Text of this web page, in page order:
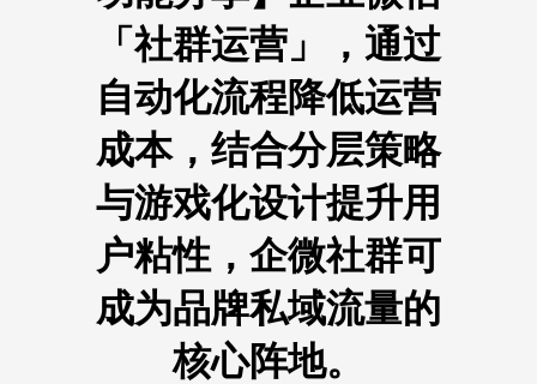
「社群运营」，通过
自动化流程降低运营
成本，结合分层策略
与游戏化设计提升用
户粘性，企微社群可
成为品牌私域流量的
核心阵地。